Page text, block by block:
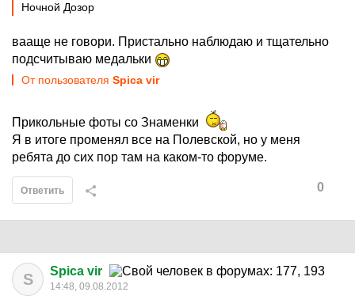
Ночной Дозор
вааще не говори. Пристально наблюдаю и тщательно
подсчитываю медальки
От пользователя Spica vir
Прикольные фоты со Знаменки
Я в итоге променял все на Полевской, но у меня
ребята до сих пор там на каком-то форуме.
0
Ответить
S Spica vir
14:48, 09.08.2012